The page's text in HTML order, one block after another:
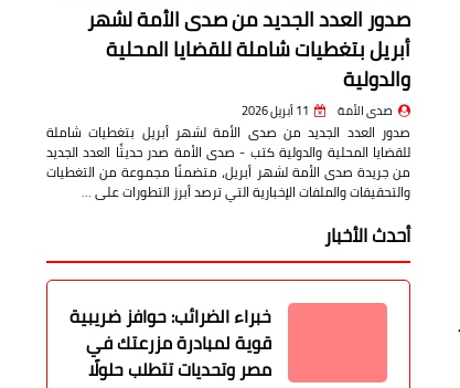
صدور العدد الجديد من صدى الأمة لشهر
أبريل بتغطيات شاملة للقضايا المحلية
والدولية
صدى الأمة 11 أبريل 2026
صدور العدد الجديد من صدى الأمة لشهر أبريل بتغطيات شاملة
للقضايا المحلية والدولية كتب - صدى الأمة صدر حديثًا العدد الجديد
من جريدة صدى الأمة لشهر أبريل، متضمنًا مجموعة من التغطيات
والتحقيقات والملفات الإخبارية التي ترصد أبرز التطورات على …
أحدث الأخبار
خبراء الضرائب: حوافز ضريبية
قوية لمبادرة مزرعتك في
مصر وتحديات تتطلب حلولًا